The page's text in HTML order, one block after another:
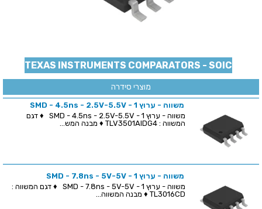
TEXAS INSTRUMENTS COMPARATORS - SOIC
מוצרי סידרה
משווה - ערוץ 1 - SMD - 4.5ns - 2.5V-5.5V
משווה - ערוץ 1 - SMD - 4.5ns - 2.5V-5.5V ♦ דגם
המשווה : TLV3501AIDG4 ♦ מבנה המש...
משווה - ערוץ 1 - SMD - 7.8ns - 5V-5V
משווה - ערוץ 1 - SMD - 7.8ns - 5V-5V ♦ דגם המשווה :
TL3016CD ♦ מבנה המשווה...